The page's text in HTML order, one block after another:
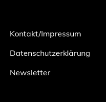
Kontakt/Impressum
Datenschutzerklärung
Newsletter